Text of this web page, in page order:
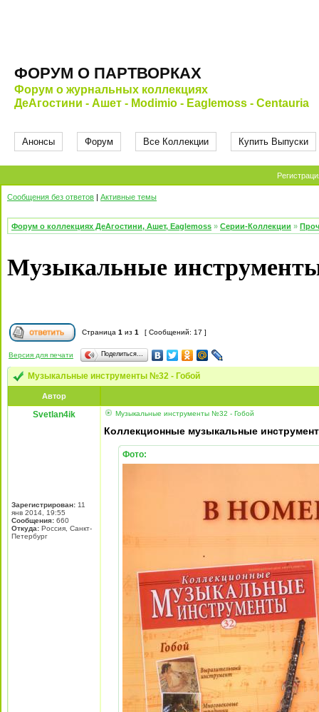
ФОРУМ О ПАРТВОРКАХ
Форум о журнальных коллекциях
ДеАгостини - Ашет - Modimio - Eaglemoss - Centauria
Анонсы Форум Все Коллекции Купить Выпуски
Сообщения без ответов | Активные темы
Форум о коллекциях ДеАгостини, Ашет, Eaglemoss » Серии-Коллекции »
Музыкальные
Страница 1 из 1 [ Сообщений: 17 ]
Версия для печати Поделиться…
Музыкальные инструменты №32 - Гобой
Автор
Svetlan4ik
Зарегистрирован: 11
янв 2014, 19:55
Сообщения: 660
Откуда: Россия, Санкт-
Петербург
Музыкальные инструменты №32 - Гобой
Коллекционные музыкальные
Фото: